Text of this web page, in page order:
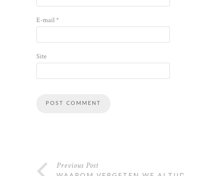
E-mail*
Site
Previous Post